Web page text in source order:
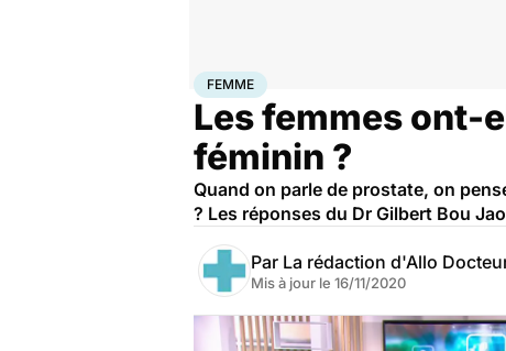
AccueilBien-être
FEMME
Les femmes ont-
féminin ?
Quand on parle de prostate, on
? Les réponses du Dr Gilbert Bou
Par La rédaction d'Allo
Mis à jour le 16/11/2020